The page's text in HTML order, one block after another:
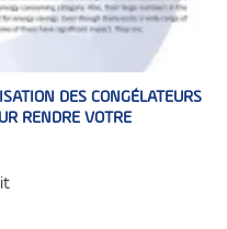
DES CONGÉLATEURS
RENDRE VOTRE